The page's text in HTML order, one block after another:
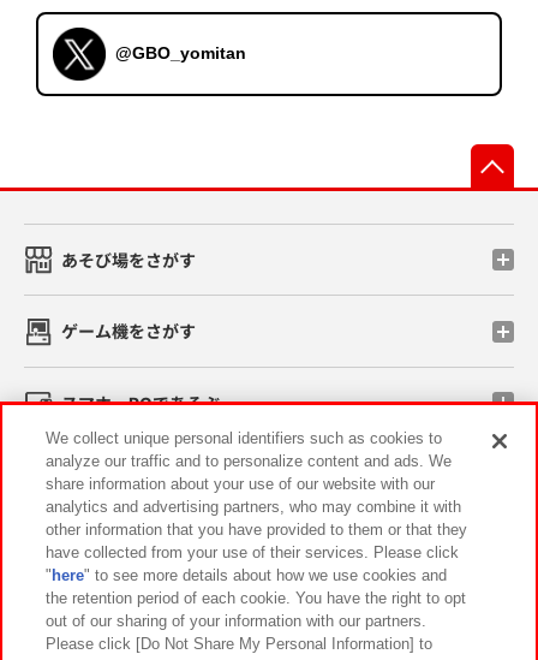
@GBO_yomitan
あそび場をさがす
ゲーム機をさがす
スマホ・PCであそぶ
イベント・キャンペーン
関連会社 サステナビリティ サイトポリシー
プライバシーポリシー ウェブアクセシビリティ方針と検証結果
We collect unique personal identifiers such as cookies to
analyze our traffic and to personalize content and ads. We
share information about your use of our website with our
analytics and advertising partners, who may combine it with
other information that you have provided to them or that they
have collected from your use of their services. Please click
" here" to see more details about how we use cookies and
the retention period of each cookie. You have the right to opt
out of our sharing of your information with our partners.
Please click [Do Not Share My Personal Information] to